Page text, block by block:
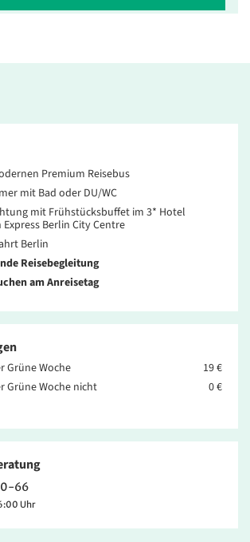
Premium Reisebus
mit Bad oder DU/WC
mit Frühstücksbuffet im 3* Hotel
Berlin City Centre
Berlin
Reisebegleitung
am Anreisetag
Grüne Woche
19 €
Grüne Woche nicht
0 €
66
Uhr